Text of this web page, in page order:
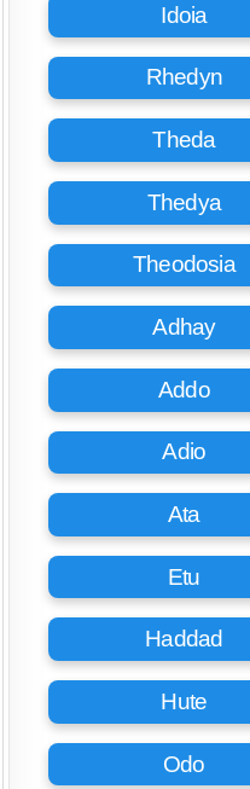
Idoia
Rhedyn
Theda
Thedya
Theodosia
Adhay
Addo
Adio
Ata
Etu
Haddad
Hute
Odo